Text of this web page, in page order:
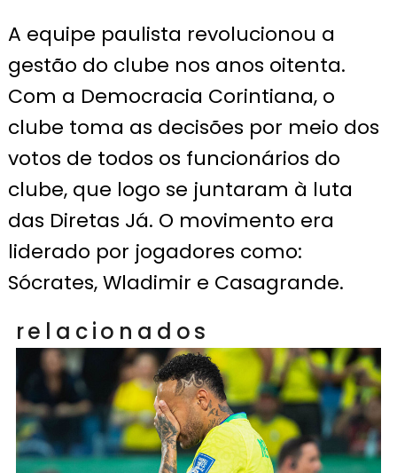
A equipe paulista revolucionou a
gestão do clube nos anos oitenta.
Com a Democracia Corintiana, o
clube toma as decisões por meio dos
votos de todos os funcionários do
clube, que logo se juntaram à luta
das Diretas Já. O movimento era
liderado por jogadores como:
Sócrates, Wladimir e Casagrande.
relacionados